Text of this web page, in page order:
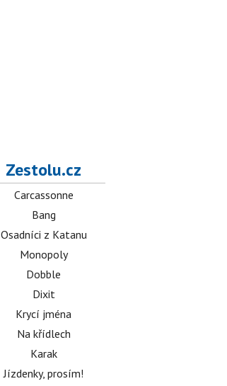
Zestolu.cz
Carcassonne
Bang
Osadníci z Katanu
Monopoly
Dobble
Dixit
Krycí jména
Na křídlech
Karak
Jízdenky, prosím!